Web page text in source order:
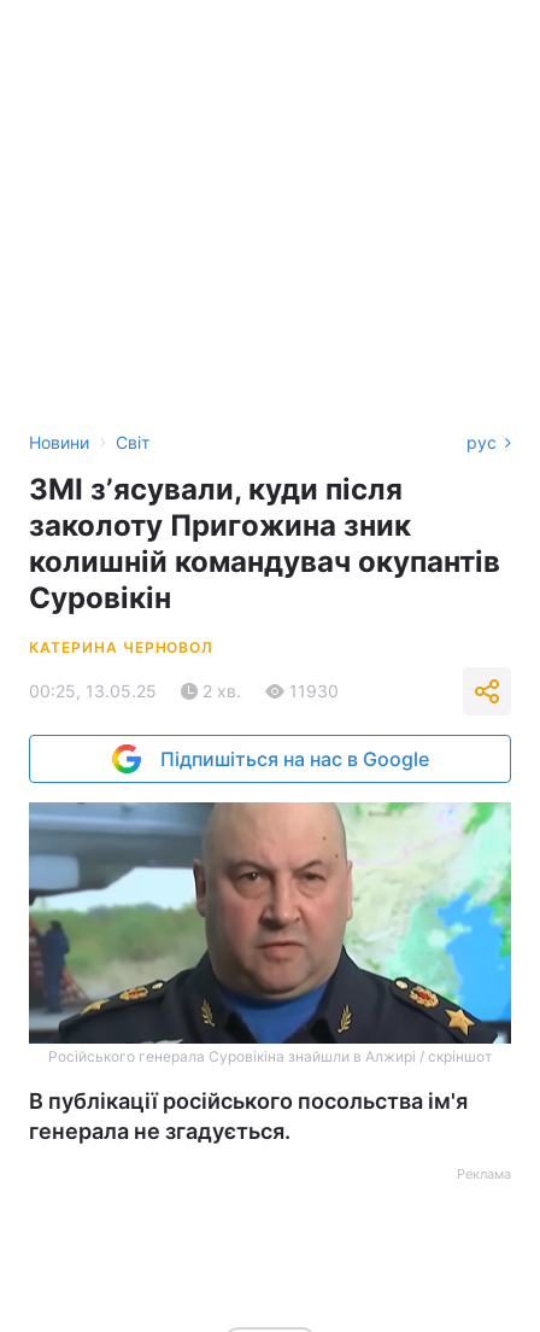
Новини › Світ рус
ЗМІ зʼясували, куди після
заколоту Пригожина зник
колишній командувач окупантів
Суровікін
КАТЕРИНА ЧЕРНОВОЛ
00:25, 13.05.25 2 хв. 11930
Підпишіться на нас в Google
Російського генерала Суровікіна знайшли в Алжирі / скріншот
В публікації російського посольства ім'я
генерала не згадується.
Реклама